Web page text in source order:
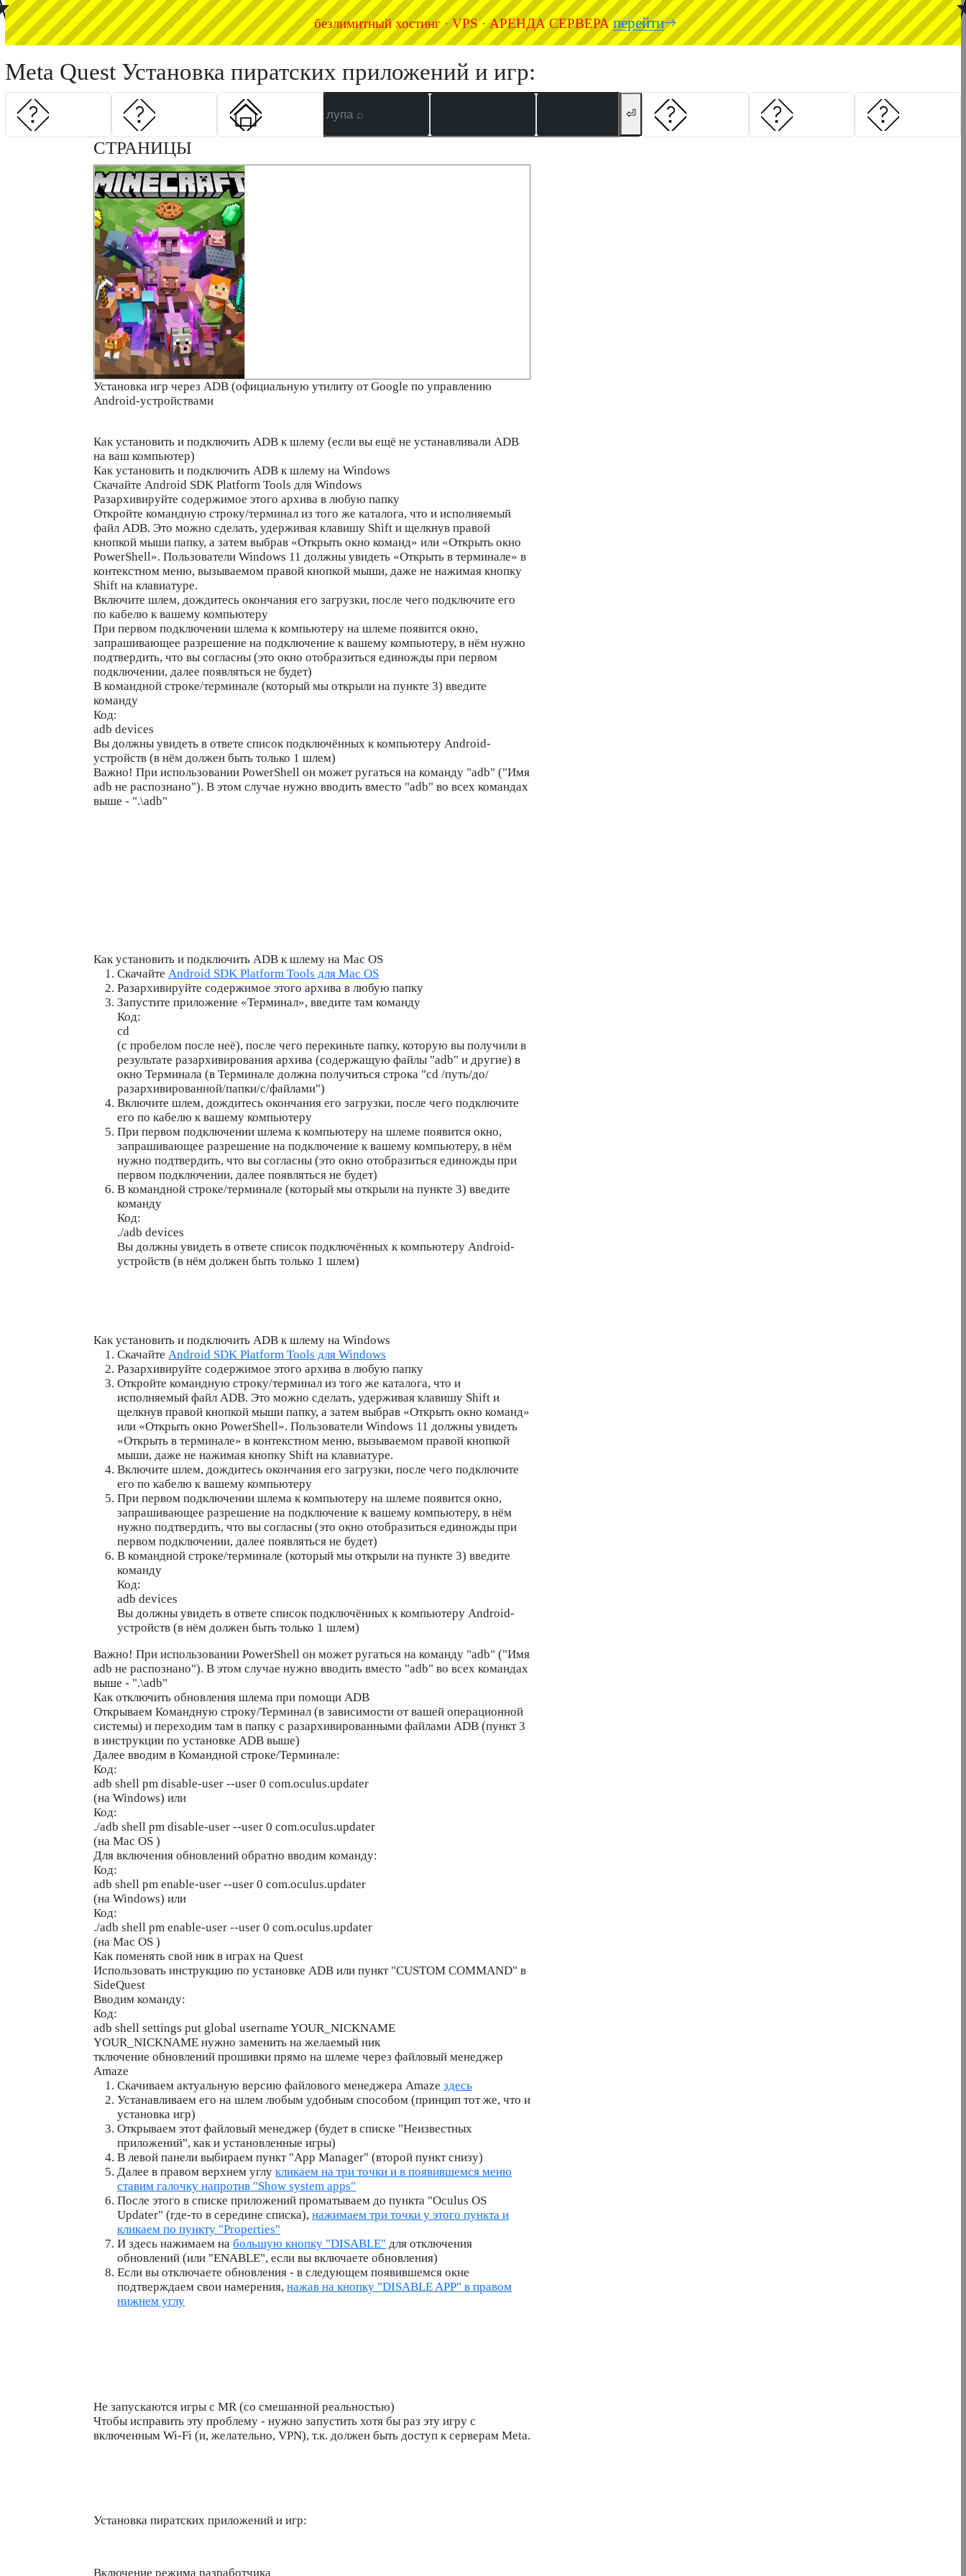
безлимитный хостинг · VPS · АРЕНДА СЕРВЕРАперейти
Meta Quest Установка пиратских приложений и игр:
◤ ◥
⏎
СТРАНИЦЫ
Установка игр через ADB (официальную утилиту от Google по управлению
Android-устройствами
Как установить и подключить ADB к шлему (если вы ещё не устанавливали ADB
на ваш компьютер)
Как установить и подключить ADB к шлему на Windows
Скачайте Android SDK Platform Tools для Windows
Разархивируйте содержимое этого архива в любую папку
Откройте командную строку/терминал из того же каталога, что и исполняемый
файл ADB. Это можно сделать, удерживая клавишу Shift и щелкнув правой
кнопкой мыши папку, а затем выбрав «Открыть окно команд» или «Открыть окно
PowerShell». Пользователи Windows 11 должны увидеть «Открыть в терминале» в
контекстном меню, вызываемом правой кнопкой мыши, даже не нажимая кнопку
Shift на клавиатуре.
Включите шлем, дождитесь окончания его загрузки, после чего подключите его
по кабелю к вашему компьютеру
При первом подключении шлема к компьютеру на шлеме появится окно,
запрашивающее разрешение на подключение к вашему компьютеру, в нём нужно
подтвердить, что вы согласны (это окно отобразиться единожды при первом
подключении, далее появляться не будет)
В командной строке/терминале (который мы открыли на пункте 3) введите
команду
Код:
adb devices
Вы должны увидеть в ответе список подключённых к компьютеру Android-
устройств (в нём должен быть только 1 шлем)
Важно! При использовании PowerShell он может ругаться на команду "adb" ("Имя
adb не распознано"). В этом случае нужно вводить вместо "adb" во всех командах
выше - ".\adb"
Как установить и подключить ADB к шлему на Mac OS
Скачайте Android SDK Platform Tools для Mac OS
Разархивируйте содержимое этого архива в любую папку
Запустите приложение «Терминал», введите там команду
Код:
cd
(с пробелом после неё), после чего перекиньте папку, которую вы получили в
результате разархивирования архива (содержащую файлы "adb" и другие) в
окно Терминала (в Терминале должна получиться строка "cd /путь/до/
разархивированной/папки/с/файлами")
Включите шлем, дождитесь окончания его загрузки, после чего подключите
его по кабелю к вашему компьютеру
При первом подключении шлема к компьютеру на шлеме появится окно,
запрашивающее разрешение на подключение к вашему компьютеру, в нём
нужно подтвердить, что вы согласны (это окно отобразиться единожды при
первом подключении, далее появляться не будет)
В командной строке/терминале (который мы открыли на пункте 3) введите
команду
Код:
./adb devices
Вы должны увидеть в ответе список подключённых к компьютеру Android-
устройств (в нём должен быть только 1 шлем)
Как установить и подключить ADB к шлему на Windows
Скачайте Android SDK Platform Tools для Windows
Разархивируйте содержимое этого архива в любую папку
Откройте командную строку/терминал из того же каталога, что и
исполняемый файл ADB. Это можно сделать, удерживая клавишу Shift и
щелкнув правой кнопкой мыши папку, а затем выбрав «Открыть окно команд»
или «Открыть окно PowerShell». Пользователи Windows 11 должны увидеть
«Открыть в терминале» в контекстном меню, вызываемом правой кнопкой
мыши, даже не нажимая кнопку Shift на клавиатуре.
Включите шлем, дождитесь окончания его загрузки, после чего подключите
его по кабелю к вашему компьютеру
При первом подключении шлема к компьютеру на шлеме появится окно,
запрашивающее разрешение на подключение к вашему компьютеру, в нём
нужно подтвердить, что вы согласны (это окно отобразиться единожды при
первом подключении, далее появляться не будет)
В командной строке/терминале (который мы открыли на пункте 3) введите
команду
Код:
adb devices
Вы должны увидеть в ответе список подключённых к компьютеру Android-
устройств (в нём должен быть только 1 шлем)
Важно! При использовании PowerShell он может ругаться на команду "adb" ("Имя
adb не распознано"). В этом случае нужно вводить вместо "adb" во всех командах
выше - ".\adb"
Как отключить обновления шлема при помощи ADB
Открываем Командную строку/Терминал (в зависимости от вашей операционной
системы) и переходим там в папку с разархивированными файлами ADB (пункт 3
в инструкции по установке ADB выше)
Далее вводим в Командной строке/Терминале:
Код:
adb shell pm disable-user --user 0 com.oculus.updater
(на Windows) или
Код:
./adb shell pm disable-user --user 0 com.oculus.updater
(на Mac OS )
Для включения обновлений обратно вводим команду:
Код:
adb shell pm enable-user --user 0 com.oculus.updater
(на Windows) или
Код:
./adb shell pm enable-user --user 0 com.oculus.updater
(на Mac OS )
Как поменять свой ник в играх на Quest
Использовать инструкцию по установке ADB или пункт "CUSTOM COMMAND" в
SideQuest
Вводим команду:
Код:
adb shell settings put global username YOUR_NICKNAME
YOUR_NICKNAME нужно заменить на желаемый ник
тключение обновлений прошивки прямо на шлеме через файловый менеджер
Amaze
Скачиваем актуальную версию файлового менеджера Amaze здесь
Устанавливаем его на шлем любым удобным способом (принцип тот же, что и
установка игр)
Открываем этот файловый менеджер (будет в списке "Неизвестных
приложений", как и установленные игры)
В левой панели выбираем пункт "App Manager" (второй пункт снизу)
Далее в правом верхнем углу кликаем на три точки и в появившемся меню
ставим галочку напротив "Show system apps"
После этого в списке приложений проматываем до пункта "Oculus OS
Updater" (где-то в середине списка), нажимаем три точки у этого пункта и
кликаем по пункту "Properties"
И здесь нажимаем на большую кнопку "DISABLE" для отключения
обновлений (или "ENABLE", если вы включаете обновления)
Если вы отключаете обновления - в следующем появившемся окне
подтверждаем свои намерения, нажав на кнопку "DISABLE APP" в правом
нижнем углу
Не запускаются игры с MR (со смешанной реальностью)
Чтобы исправить эту проблему - нужно запустить хотя бы раз эту игру с
включенным Wi-Fi (и, желательно, VPN), т.к. должен быть доступ к серверам Meta.
Установка пиратских приложений и игр:
Включение режима разработчика